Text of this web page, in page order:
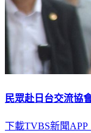
民眾赴日台交流協
下載TVBS新聞